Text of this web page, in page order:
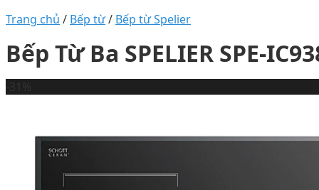
Trang chủ / Bếp từ/ Bếp từ Spelier
Bếp Từ Ba SPELIER SPE-